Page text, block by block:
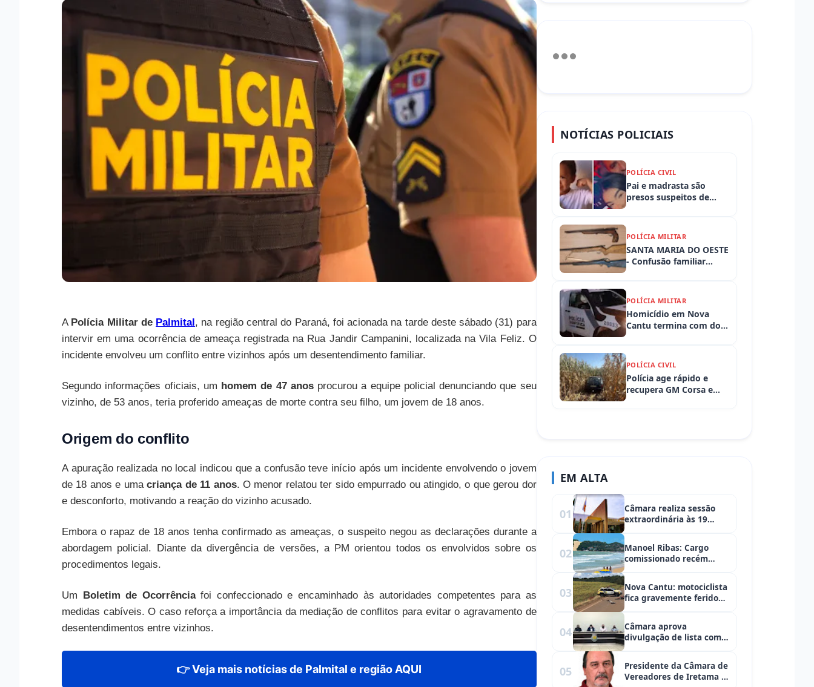
A Polícia Militar de Palmital, na região central do Paraná, foi acionada na tarde deste sábado (31) para
intervir em uma ocorrência de ameaça registrada na Rua Jandir Campanini, localizada na Vila Feliz. O
incidente envolveu um conflito entre vizinhos após um desentendimento familiar.
Segundo informações oficiais, um homem de 47 anosprocurou a equipe policial denunciando que seu
vizinho, de 53 anos, teria proferido ameaças de morte contra seu filho, um jovem de 18 anos.
Origem do conflito
A apuração realizada no local indicou que a confusão teve início após um incidente envolvendo o jovem
de 18 anos e umacriança de 11 anos. O menor relatou ter sido empurrado ou atingido, o que gerou dor
e desconforto, motivando a reação do vizinho acusado.
Embora o rapaz de 18 anos tenha confirmado as ameaças, o suspeito negou as declarações durante a
abordagem policial. Diante da divergência de versões, a PM orientou todos os envolvidos sobre os
procedimentos legais.
Um Boletim de Ocorrênciafoi confeccionado e encaminhado às autoridades competentes para as
medidas cabíveis. O caso reforça a importância da mediação de conflitos para evitar o agravamento de
desentendimentos entre vizinhos.
👉 Veja mais notícias de Palmital e região AQUI
NOTÍCIAS POLICIAIS
POLÍCIA CIVIL
Pai e madrasta são
presos suspeitos de
tortura e morte de
POLÍCIA MILITAR
SANTA MARIA DO OESTE
- Confusão familiar
termina com prisão por
volante e armas
apreendidas
POLÍCIA MILITAR
Homicídio em Nova
Cantu termina com dois
presos em flagrante
POLÍCIA CIVIL
Polícia age rápido e
recupera GM Corsa e
Toyota Hilux levados de
EM ALTA
01
Câmara realiza sessão
extraordinária às 19
horas para votação em
segundo do Projeto que
pode constatar “fura fila”
02
Manoel Ribas: Cargo
comissionado recém
contratado, de férias em
Natal. Pode isso
produção?
03
Nova Cantu: motociclista
fica gravemente ferido
em acidente
04
Câmara aprova
divulgação de lista com
nomes de pessoas
COVID-19
05
Presidente da Câmara de
Vereadores de Iretama é